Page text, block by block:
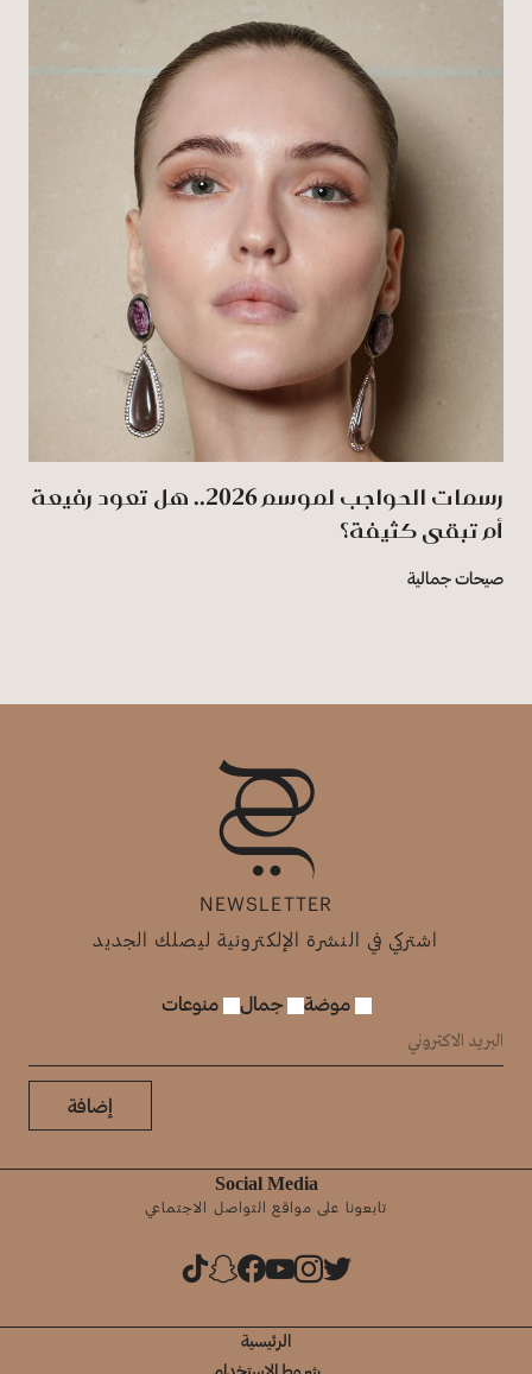
رسمات الحواجب لموسم 2026.. هل تعود رفيعة
أم تبقى كثيفة؟
صيحات جمالية
NEWSLETTER
اشتركي في النشرة الإلكترونية ليصلك الجديد
موضة جمال منوعات
إضافة
Social Media
تابعونا على مواقع التواصل الاجتماعي
الرئيسية